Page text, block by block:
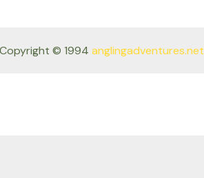
© 1994 anglingadventures.net